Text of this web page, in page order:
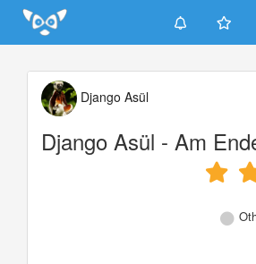
Update cookies preferences
Django Asül
Django Asül - Am